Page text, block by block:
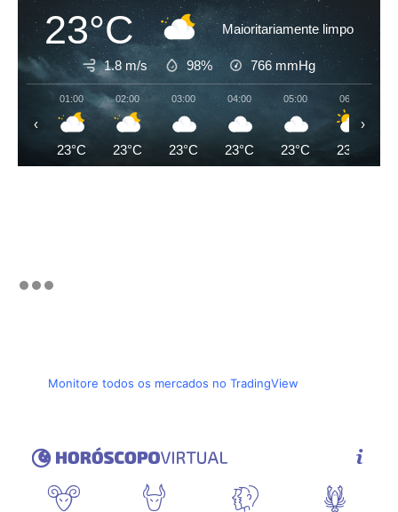
23°C Maioritariamente limpo
1.8 m/s 98% 766 mmHg
01:00
23°C
02:00
23°C
03:00
23°C
04:00
23°C
05:00
23°C
06:00
23°C
‹ ›
Monitore todos os mercados no TradingView